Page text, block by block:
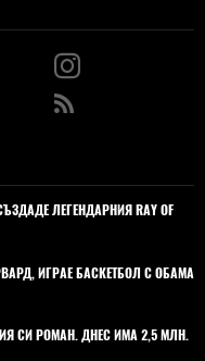
ЛЕГЕНДАРНИЯ RAY OF
ИГРАЕ БАСКЕТБОЛ С ОБАМА
СИ РОМАН. ДНЕС ИМА 2,5 МЛН.